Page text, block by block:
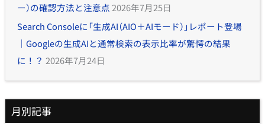
ー）の確認方法と注意点 2026年7月25日
Search Consoleに「生成AI（AIO＋AIモード）」レポート登場
｜Googleの生成AIと通常検索の表示比率が驚愕の結果
に！？ 2026年7月24日
月別記事